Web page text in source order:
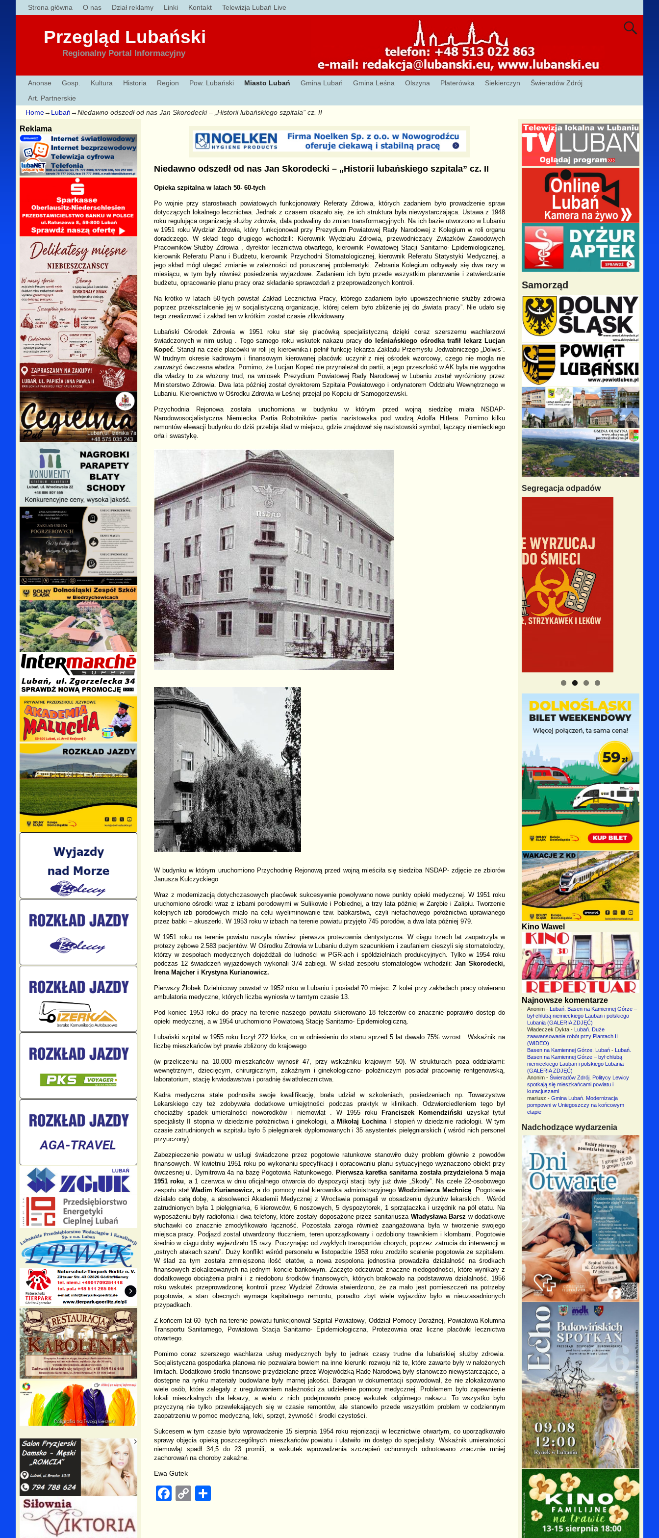
Strona główna O nas Dział reklamy Linki Kontakt Telewizja Lubań Live
Przegląd Lubański
Regionalny Portal Informacyjny
Anonse Gosp. Kultura Historia Region Pow. Lubański Miasto Lubań Gmina Lubań Gmina Leśna Olszyna Platerówka Siekierczyn
Świeradów Zdrój
Art. Partnerskie
Home→ Lubań→Niedawno odszedł od nas Jan Skorodecki – „Historii lubańskiego szpitala” cz. II
Niedawno odszedł od nas Jan Skorodecki – „Historii lubańskiego szpitala” cz. II
Opieka szpitalna w latach 50- 60-tych
Po wojnie przy starostwach powiatowych funkcjonowały Referaty Zdrowia, których zadaniem było prowadzenie spraw
dotyczących lokalnego lecznictwa. Jednak z czasem okazało się, że ich struktura była niewystarczająca. Ustawa z 1948
roku regulująca organizację służby zdrowia, dała podwaliny do zmian transformacyjnych. Na ich bazie utworzono w Lubaniu
w 1951 roku Wydział Zdrowia, który funkcjonował przy Prezydium Powiatowej Rady Narodowej z Kolegium w roli organu
doradczego. W skład tego drugiego wchodzili: Kierownik Wydziału Zdrowia, przewodniczący Związków Zawodowych
Pracowników Służby Zdrowia , dyrektor lecznictwa otwartego, kierownik Powiatowej Stacji Sanitarno- Epidemiologicznej,
kierownik Referatu Planu i Budżetu, kierownik Przychodni Stomatologicznej, kierownik Referatu Statystyki Medycznej, a
jego skład mógł ulegać zmianie w zależności od poruszanej problematyki. Zebrania Kolegium odbywały się dwa razy w
miesiącu, w tym były również posiedzenia wyjazdowe. Zadaniem ich było przede wszystkim planowanie i zatwierdzanie
budżetu, opracowanie planu pracy oraz składanie sprawozdań z przeprowadzonych kontroli.
Na krótko w latach 50-tych powstał Zakład Lecznictwa Pracy, którego zadaniem było upowszechnienie służby zdrowia
poprzez przekształcenie jej w socjalistyczną organizacje, której celem było zbliżenie jej do „świata pracy”. Nie udało się
tego zrealizować i zakład ten w krótkim został czasie zlikwidowany.
Lubański Ośrodek Zdrowia w 1951 roku stał się placówką specjalistyczną dzięki coraz szerszemu wachlarzowi
świadczonych w nim usług . Tego samego roku wskutek nakazu pracydo leśniańskiego ośrodka trafił lekarz Lucjan
Kopeć. Stanął na czele placówki w roli jej kierownika i pełnił funkcję lekarza Zakładu Przemysłu Jedwabniczego „Dolwis”.
W trudnym okresie kadrowym i finansowym kierowanej placówki uczynił z niej ośrodek wzorcowy, czego nie mogła nie
zauważyć ówczesna władza. Pomimo, że Lucjan Kopeć nie przynależał do partii, a jego przeszłość w AK była nie wygodna
dla władzy to za włożony trud, na wniosek Prezydium Powiatowej Rady Narodowej w Lubaniu został wyróżniony przez
Ministerstwo Zdrowia. Dwa lata później został dyrektorem Szpitala Powiatowego i ordynatorem Oddziału Wewnętrznego w
Lubaniu. Kierownictwo w Ośrodku Zdrowia w Leśnej przejął po Kopciu dr Samogorzewski.
Przychodnia Rejonowa została uruchomiona w budynku w którym przed wojną siedzibę miała NSDAP-
Narodowosocjalistyczna Niemiecka Partia Robotników- partia nazistowska pod wodzą Adolfa Hitlera. Pomimo kilku
remontów elewacji budynku do dziś przebija ślad w miejscu, gdzie znajdował sięnazistowski symbol, łączącyniemieckiego
orłai swastykę.
W budynku w którym uruchomiono Przychodnię Rejonową przed wojną mieściła się siedziba NSDAP- zdjęcie ze zbiorów
Janusza Kulczyckiego
Wraz z modernizacją dotychczasowych placówek sukcesywnie powoływano nowe punkty opieki medycznej. W 1951 roku
uruchomiono ośrodki wraz z izbami porodowymi w Sulikowie i Pobiednej, a trzy lata później w Zarębie i Zalipiu. Tworzenie
kolejnych izb porodowych miało na celu wyeliminowanie tzw. babkarstwa, czyli niefachowego położnictwa uprawianego
przez babki – akuszerki. W 1953 roku w izbach na terenie powiatu przyjęto 745 porodów, a dwa lata później 979.
W 1951 roku na terenie powiatu ruszyła również pierwsza protezownia dentystyczna. W ciągu trzech lat zaopatrzyła w
protezy zębowe 2.583 pacjentów. W Ośrodku Zdrowia w Lubaniu dużym szacunkiem i zaufaniem cieszyli się stomatolodzy,
którzy w zespołach medycznych dojeżdżali do ludności w PGR-ach i spółdzielniach produkcyjnych. Tylko w 1954 roku
podczas 12 świadczeń wyjazdowych wykonali 374 zabiegi. W skład zespołu stomatologów wchodzili:Jan Skorodecki,
Irena Majcher i Krystyna Kurianowicz.
Pierwszy Żłobek Dzielnicowy powstał w 1952 roku w Lubaniu i posiadał 70 miejsc. Z kolei przy zakładach pracy otwierano
ambulatoria medyczne, których liczba wyniosła w tamtym czasie 13.
Pod koniec 1953 roku do pracy na terenie naszego powiatu skierowano 18 felczerów co znacznie poprawiło dostęp do
opieki medycznej, a w 1954 uruchomiono Powiatową Stację Sanitarno- Epidemiologiczną.
Lubański szpital w 1955 roku liczył 272 łóżka, co w odniesieniu do stanu sprzed 5 lat dawało 75% wzrost . Wskaźnik na
liczbę mieszkańców był prawie zbliżony do krajowego
(w przeliczeniu na 10.000 mieszkańców wynosił 47, przy wskaźniku krajowym 50). W strukturach poza oddziałami:
wewnętrznym, dziecięcym, chirurgicznym, zakaźnym i ginekologiczno- położniczym posiadał pracownię rentgenowską,
laboratorium, stację krwiodawstwa i poradnię światłolecznictwa.
Kadra medyczna stale podnosiła swoje kwalifikację, brała udział w szkoleniach, posiedzeniach np. Towarzystwa
Lekarskiego czy też zdobywała dodatkowe umiejętności podczas praktyk w klinikach. Odzwierciedleniem tego był
chociażby spadek umieralności noworodków i niemowląt . W 1955 roku
Franciszek Komendziński uzyskał tytuł
specjalisty II stopnia w dziedzinie położnictwa i ginekologii, a Mikołaj ŁochinaI stopień w dziedzinie radiologii. W tym
czasie zatrudnionych w szpitalu było 5 pielęgniarek dyplomowanych i 35 asystentek pielęgniarskich ( wśród nich personel
przyuczony).
Zabezpieczenie powiatu w usługi świadczone przez pogotowie ratunkowe stanowiło duży problem głównie z powodów
finansowych. W kwietniu 1951 roku po wykonaniu specyfikacji i opracowaniu planu sytuacyjnego wyznaczono obiekt przy
ówczesnej ul. Dymitrowa 4a na bazę Pogotowia Ratunkowego. Pierwsza karetka sanitarna została przydzielona 5 maja
1951 roku, a 1 czerwca w dniu oficjalnego otwarcia do dyspozycji stacji były już dwie „Skody”. Na czele 22-osobowego
zespołu stał Wadim Kurianowicz, a do pomocy miał kierownika administracyjnegoWłodzimierza Mechnicę. Pogotowie
działało całą dobę, a absolwenci Akademii Medycznej z Wrocławia pomagali w obsadzeniu dyżurów lekarskich . Wśród
zatrudnionych była 1 pielęgniarka, 6 kierowców, 6 noszowych, 5 dyspozytorek, 1 sprzątaczka i urzędnik na pół etatu. Na
wyposażeniu były radiofonia i dwa telefony, które zostały doposażone przez sanitariusza Władysława Barsz w dodatkowe
słuchawki co znacznie zmodyfikowało łączność. Pozostała załoga również zaangażowana była w tworzenie swojego
miejsca pracy. Podjazd został utwardzony tłuczniem, teren uporządkowany i ozdobiony trawnikiem i klombami. Pogotowie
średnio w ciągu doby wyjeżdżało 15 razy. Poczynając od zwykłych transportów chorych, poprzez zatrucia do interwencji w
„ostrych atakach szału”. Duży konflikt wśród personelu w listopadzie 1953 roku zrodziło scalenie pogotowia ze szpitalem.
W ślad za tym została zmniejszona ilość etatów, a nowa zespolona jednostka prowadziła działalność na środkach
finansowych zlokalizowanych na jednym koncie bankowym. Zaczęto odczuwać znaczne niedogodności, które wynikały z
dodatkowego obciążenia pralni i z niedoboru środków finansowych, których brakowało na podstawowa działalność. 1956
roku wskutek przeprowadzonej kontroli przez Wydział Zdrowia stwierdzono, że za mało jest pomieszczeń na potrzeby
pogotowia, a stan obecnych wymaga kapitalnego remontu, ponadto zbyt wiele wyjazdów było w nieuzasadnionych
przypadkach.
Z końcem lat 60- tych na terenie powiatu funkcjonował Szpital Powiatowy, Oddział Pomocy Doraźnej, Powiatowa Kolumna
Transportu Sanitarnego, Powiatowa Stacja Sanitarno- Epidemiologiczna, Protezownia oraz liczne placówki lecznictwa
otwartego.
Pomimo coraz szerszego wachlarza usług medycznych były to jednak czasy trudne dla lubańskiej służby zdrowia.
Socjalistyczna gospodarka planowa nie pozwalała bowiem na inne kierunki rozwoju niż te, które zawarte były w nałożonych
limitach. Dodatkowo środki finansowe przydzielane przez Wojewódzką Radę Narodową były stanowczo niewystarczające, a
dostępne na rynku materiały budowlane były marnej jakości. Bałagan w dokumentacji spowodował, że nie zlokalizowano
wiele osób, które zalegały z uregulowaniem należności za udzielenie pomocy medycznej. Problemem było zapewnienie
lokali mieszkalnych dla lekarzy, a wielu z nich podejmowało pracę wskutek odgórnego nakazu. To wszystko było
przyczyną nie tylko przewlekających się w czasie remontów, ale stanowiło przede wszystkim problem w codziennym
zaopatrzeniu w pomoc medyczną, leki, sprzęt, żywność i środki czystości.
Sukcesem w tym czasie było wprowadzenie 15 sierpnia 1954 roku rejonizacji w lecznictwie otwartym, co uporządkowało
sprawy objęcia opieką poszczególnych mieszkańców powiatu i ułatwiło im dostęp do specjalisty. Wskaźnik umieralności
niemowląt spadł 34,5 do 23 promili, a wskutek wprowadzenia szczepień ochronnych odnotowano znacznie mniej
zachorowań na choroby zakaźne.
Ewa Gutek
F
C
Reklama
Samorząd
Segregacja odpadów
Kino Wawel
Najnowsze komentarze
Anonim-
Lubań. Basen na Kamiennej Górze –
był chlubą niemieckiego Lauban i polskiego
Lubania (GALERIA ZDJĘĆ)
Władeczek Dykta-
Lubań. Duże
zaawansowanie robót przy Plantach II
(WIDEO)
Basen na Kamiennej Górze. Lubań-
Lubań.
Basen na Kamiennej Górze – był chlubą
niemieckiego Lauban i polskiego Lubania
(GALERIA ZDJĘĆ)
Anonim- Świeradów Zdrój. Politycy Lewicy
spotkają się mieszkańcami powiatu i
kuracjuszami
mariusz - Gmina Lubań. Modernizacja
pompowni w Uniegoszczy na końcowym
etapie
Nadchodzące wydarzenia